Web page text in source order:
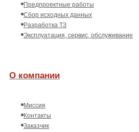
Предпроектные работы
Сбор исходных данных
Разработка ТЗ
Эксплуатация, сервис, обслуживание
О компании
Миссия
Контакты
Заказчик